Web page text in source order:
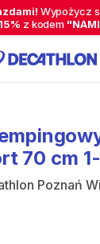
Wypożycz
z kodem
70 cm
Poznań